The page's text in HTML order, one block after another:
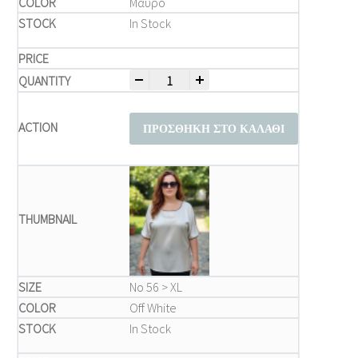
In Stock
Μπλούζα Plus Size Δίχρωμη με
ΠΡΟΣΘΉΚΗ ΣΤΟ ΚΑΛΆΘΙ
Νο 56 > XL
Off White
In Stock